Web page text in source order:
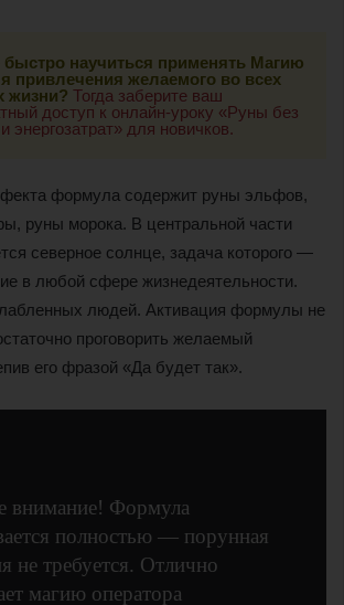
быстро научиться применять Магию
привлечения желаемого во всех
жизни? Тогда заберите ваш
доступ к онлайн-уроку «Руны без
энергозатрат» для новичков.
формула содержит руны эльфов,
руны морока. В центральной части
северное солнце, задача которого —
в любой сфере жизнедеятельности.
людей. Активация формулы не
проговорить желаемый
его фразой «Да будет так».
внимание! Формула
полностью — порунная
не требуется. Отлично
магию оператора